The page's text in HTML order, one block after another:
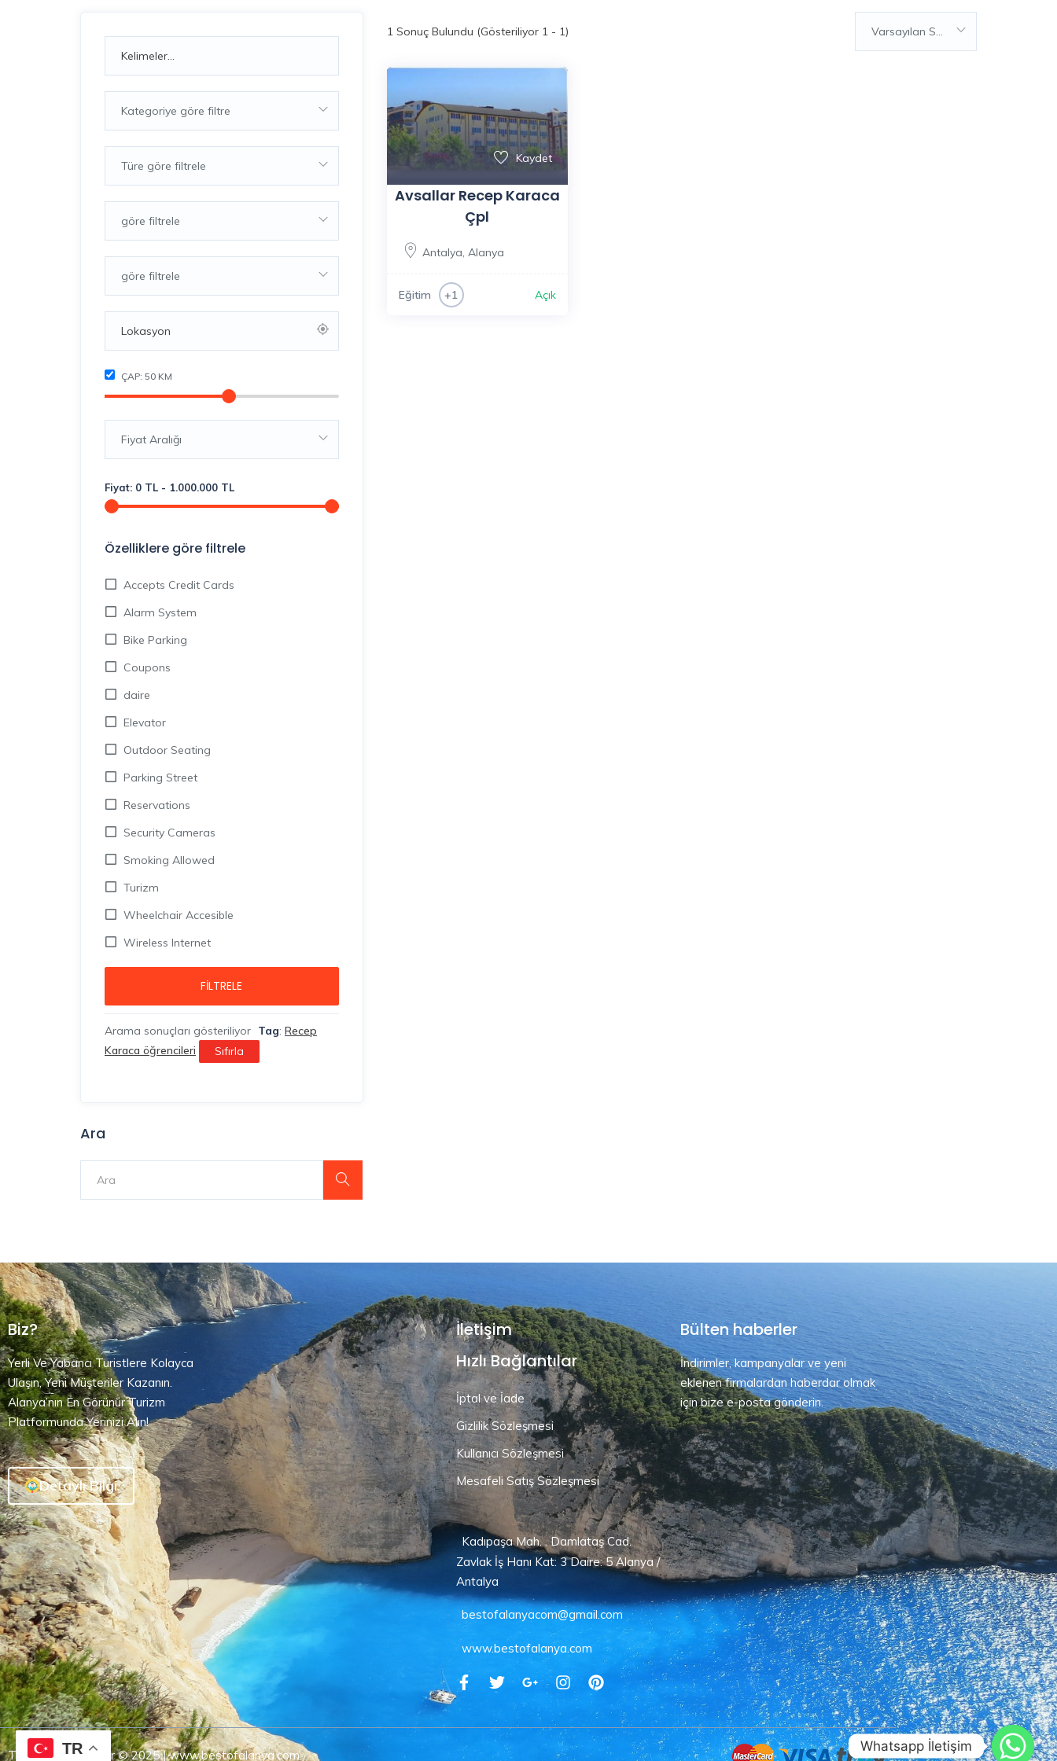
Kategoriye göre filtre
Türe göre filtrele
göre filtrele
göre filtrele
ÇAP: 50 KM
Fiyat Aralığı
Fiyat: 0 TL - 1.000.000 TL
Özelliklere göre filtrele
Accepts Credit Cards
Alarm System
Bike Parking
Coupons
daire
Elevator
Outdoor Seating
Parking Street
Reservations
Security Cameras
Smoking Allowed
Turizm
Wheelchair Accesible
Wireless Internet
FILTRELE
Arama sonuçları gösteriliyor Tag: Recep
Karaca öğrencileri
Sıfırla
Ara
1 Sonuç Bulundu (Gösteriliyor 1 - 1) Varsayılan Sıralama
Kaydet
Avsallar Recep Karaca
Çpl
Antalya, Alanya
Eğitim +1 Açık
Biz?
Yerli Ve Yabancı Turistlere Kolayca
Ulaşın, Yeni Müşteriler Kazanın.
Alanya’nın En Görünür Turizm
Platformunda Yerinizi Alın!
Detaylı Bilgi
İletişim
Hızlı Bağlantılar
İptal ve İade
Gizlilik Sözleşmesi
Kullanıcı Sözleşmesi
Mesafeli Satış Sözleşmesi
Kadıpaşa Mah. . Damlataş Cad.
Zavlak İş Hanı Kat: 3 Daire: 5 Alanya /
Antalya
bestofalanyacom@gmail.com
www.bestofalanya.com
Bülten haberler
İndirimler, kampanyalar ve yeni
eklenen firmalardan haberdar olmak
için bize e-posta gönderin.
Tüm Hakları Saklıdır © 2025 | www.bestofalanya.com
TR Whatsapp İletişim